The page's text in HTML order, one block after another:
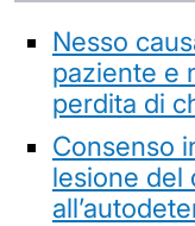
Nesso
paziente e
perdita di
Consenso
lesione del